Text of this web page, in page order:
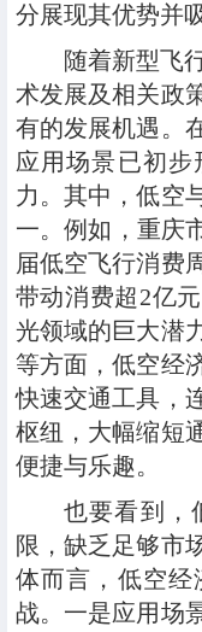
分展现其优势并
随着新型飞
术发展及相关政
有的发展机遇。
应用场景已初
力。其中，低空
一。例如，重庆
届低空飞行消费
带动消费超2亿
光领域的巨大潜
等方面，低空经
快速交通工具，
枢纽，大幅缩短
便捷与乐趣。
也要看到，
限，缺乏足够市
体而言，低空经
战。一是应用场